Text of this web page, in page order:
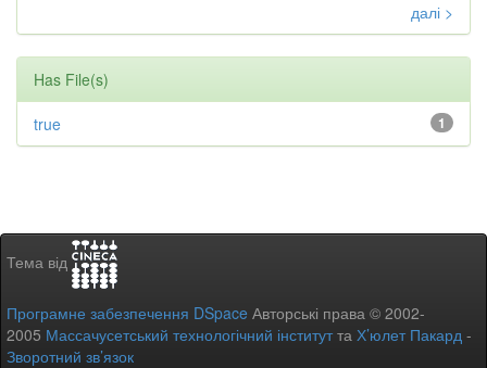
далі >
Has File(s)
1
true
Тема від
Програмне забезпечення DSpace Авторські права © 2002-
2005 Массачусетський технологічний інститутта Х’юлет Пакард -
Зворотний зв’язок